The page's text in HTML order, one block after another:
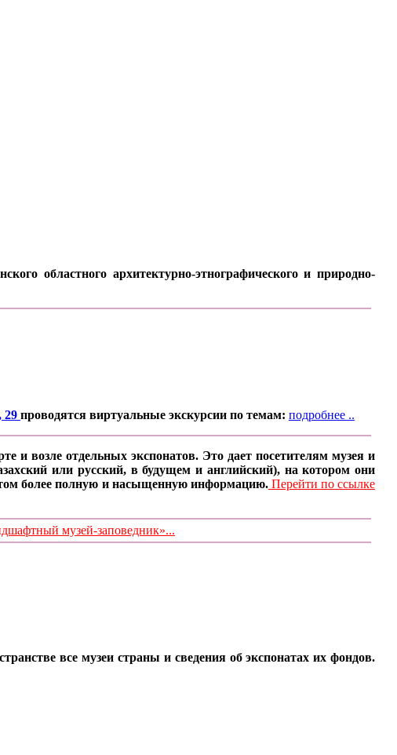
областного архитектурно-этнографического и природно-
29 проводятся виртуальные экскурсии по темам: подробнее ..
возле отдельных экспонатов. Это дает посетителям музея и
или русский, в будущем и английский), на котором они
более полную и насыщенную информацию.Перейти по ссылке
музей-заповедник»...
все музеи страны и сведения об экспонатах их фондов.